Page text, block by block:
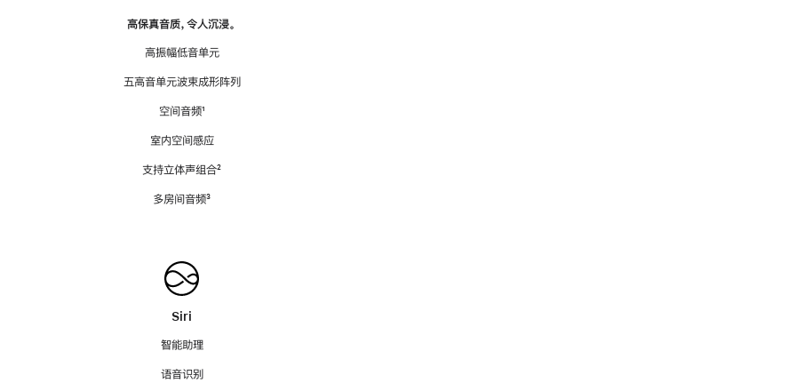
高保真音质，令人沉浸。
高振幅低音单元
五高音单元波束成形阵列
空间音频脚
¹
室内空间感应
支持立体声组合脚
²
多房间音频脚
³
Siri
智能助理
语音识别